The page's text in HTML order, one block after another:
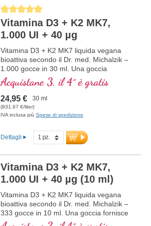
D3 + K2
combinazione ottimale supporta il
mantenimento di ossa normali,
contribuisce alla normale funzione
muscolare e alla normale funzione del
sistema immunitario. Prodotto in
Germania senza ingegneria genetica, in
una produzione propria controllata attiva
da 25 anni, vegano, senza additivi e
testato in laboratorio. Sviluppato da
medici.
maggiori informazioni su vitamina
D3 + K2
Average rating of 5 out of 5 stars
Vitamina D3 + K2 MK7,
1.000 UI + 40 µg
Vitamina D3 + K2 MK7 liquida vegana
bioattiva secondo il Dr. med. Michalzik –
1.000 gocce in 30 ml. Una goccia
fornisce 1.000 IE di vitamina D3 e 40 μg
di K2 (MK7 all-trans). Massima qualità
premium da licheni di alta qualità
controllati (non da alghe!) in
combinazione ottimale con una forma di
puramente vegetale 100% vegana.
Disciolta in olio di cocco MCT protettivo,
ottimale supporta il mantenimento di
ossa normali, contribuisce alla normale
funzione muscolare e alla normale
funzione del sistema immunitario.
Prodotto in Germania senza ingegneria
genetica, in una produzione propria
controllata attiva da 25 anni, vegano,
Acquistane 3, il 4° è gratis
24,95 € 30 ml
(831,67 €/liter)
IVA inclusa più Spese di spedizione
Dettagli
Vitamina D3 + K2 MK7,
1.000 UI + 40 µg (10 ml)
Vitamina D3 + K2 MK7 liquida vegana
bioattiva secondo il Dr. med. Michalzik –
333 gocce in 10 ml. Una goccia fornisce
1.000 IE di vitamina D3 e 40 μg di K2